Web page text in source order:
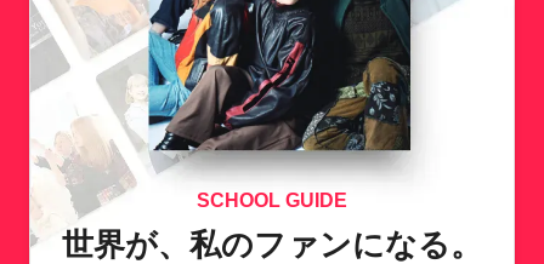
SCHOOL GUIDE
世界が、私のファンになる。